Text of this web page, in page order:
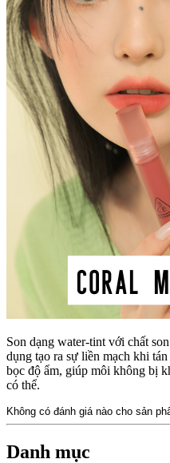
Son dạng water-tint với chất
dụng tạo ra sự liền mạch khi
bọc độ ẩm, giúp môi không bị
có thể.
Không có đánh giá nào cho sản
Danh mục